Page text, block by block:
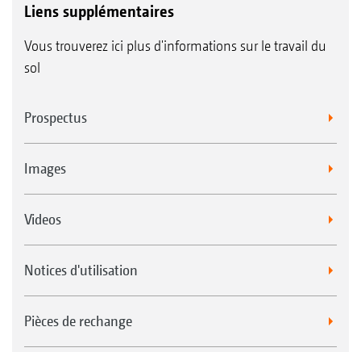
Liens supplémentaires
Vous trouverez ici plus d'informations sur le travail du
sol
Prospectus
Images
Videos
Notices d'utilisation
Pièces de rechange